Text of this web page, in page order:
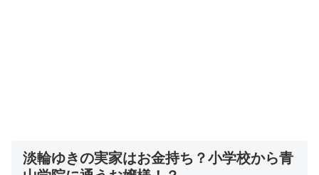
淡輪ゆきの実家はお金持ち？小学校から青